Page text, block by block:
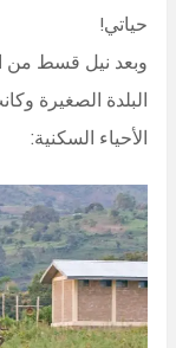
حياتي!
وبعد نيل قسط من
البلدة الصغيرة
الأحياء السكنية: